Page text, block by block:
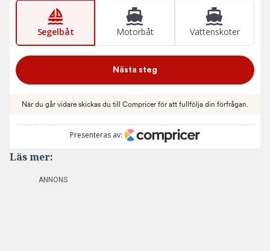
Läs mer:
ANNONS